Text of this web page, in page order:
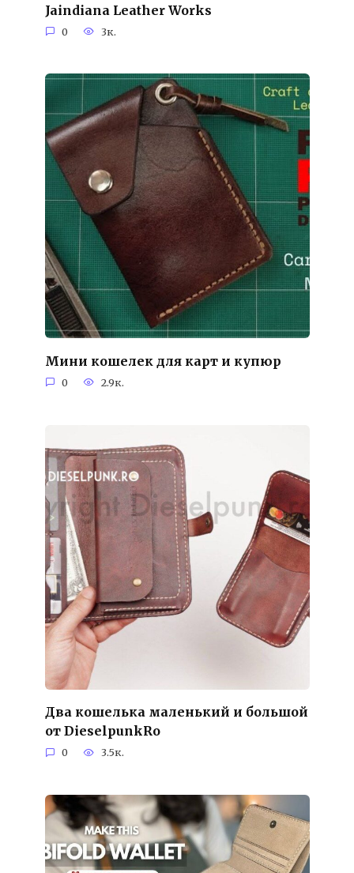
Jaindiana Leather Works
0 3к.
Мини кошелек для карт и купюр
0 2.9к.
Два кошелька маленький и большой
от DieselpunkRo
0 3.5к.